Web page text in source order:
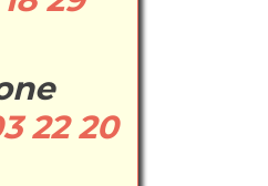
22 20